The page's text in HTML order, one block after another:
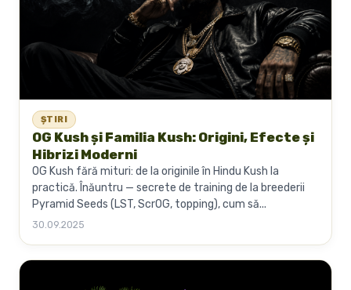
ȘTIRI
OG Kush și Familia Kush: Origini, Efecte și
Hibrizi Moderni
OG Kush fără mituri: de la originile în Hindu Kush la
practică. Înăuntru — secrete de training de la breederii
Pyramid Seeds (LST, ScrOG, topping), cum să...
30.09.2025